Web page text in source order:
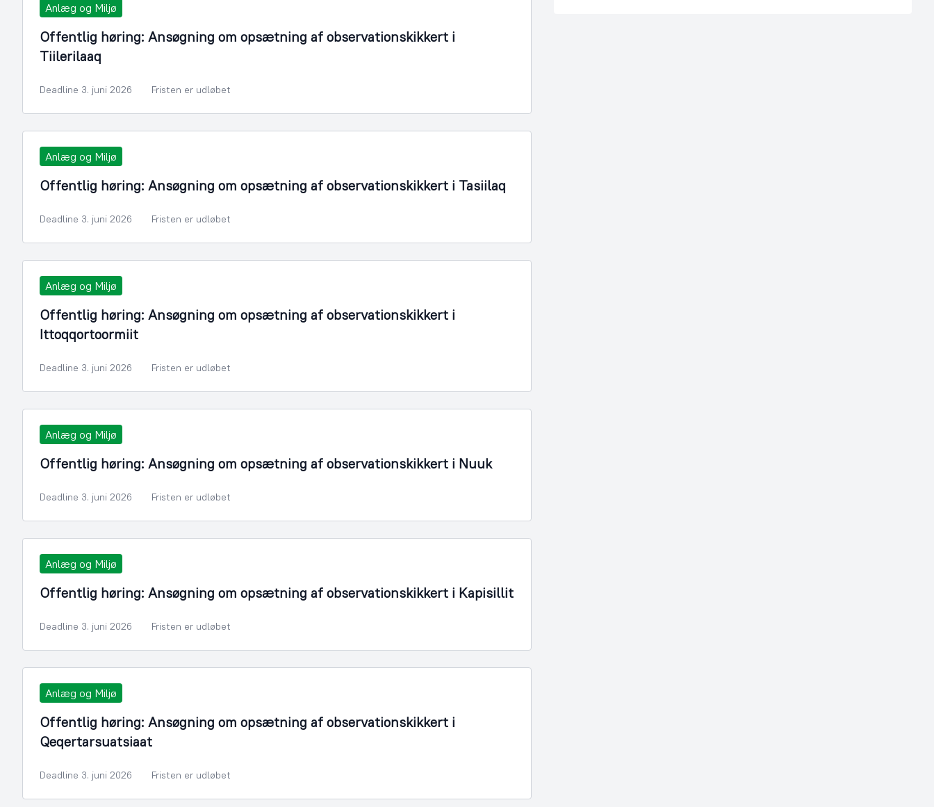
Anlæg og Miljø
Offentlig høring: Ansøgning om opsætning af observationskikkert i
Tiilerilaaq
Deadline 3. juni 2026 Fristen er udløbet
Anlæg og Miljø
Offentlig høring: Ansøgning om opsætning af observationskikkert i Tasiilaq
Deadline 3. juni 2026 Fristen er udløbet
Anlæg og Miljø
Offentlig høring: Ansøgning om opsætning af observationskikkert i
Ittoqqortoormiit
Deadline 3. juni 2026 Fristen er udløbet
Anlæg og Miljø
Offentlig høring: Ansøgning om opsætning af observationskikkert i Nuuk
Deadline 3. juni 2026 Fristen er udløbet
Anlæg og Miljø
Offentlig høring: Ansøgning om opsætning af observationskikkert i Kapisillit
Deadline 3. juni 2026 Fristen er udløbet
Anlæg og Miljø
Offentlig høring: Ansøgning om opsætning af observationskikkert i
Qeqertarsuatsiaat
Deadline 3. juni 2026 Fristen er udløbet